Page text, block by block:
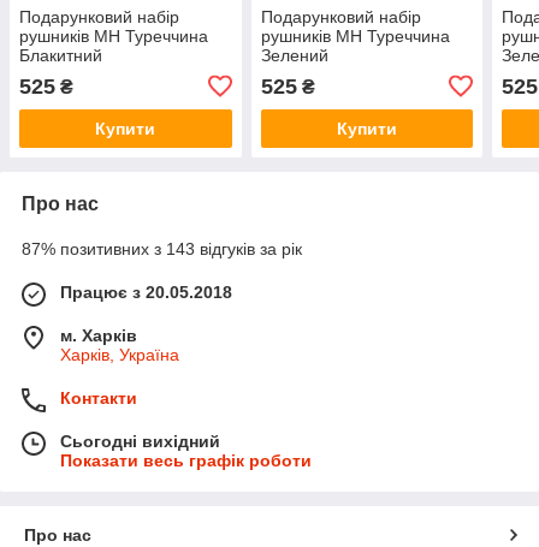
Подарунковий набір
рушників MH Туреччина
Блакитний
525 ₴
Купити
Подарунковий набір
рушників MH Туреччина
Зелений
525₴
Купити
525
Про нас
87% позитивних з 143 відгуків за рік
Працює з 20.05.2018
м. Харків
Харків, Україна
Контакти
Сьогодні вихідний
Показати весь графік роботи
Про нас